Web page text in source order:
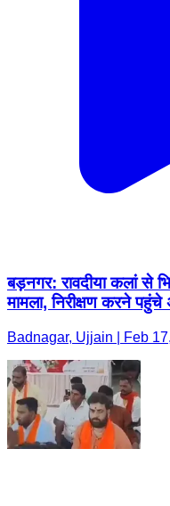
बड़नगर: रावदीया कलां से
मामला, निरीक्षण करने पहुंचे
Badnagar, Ujjain | Feb